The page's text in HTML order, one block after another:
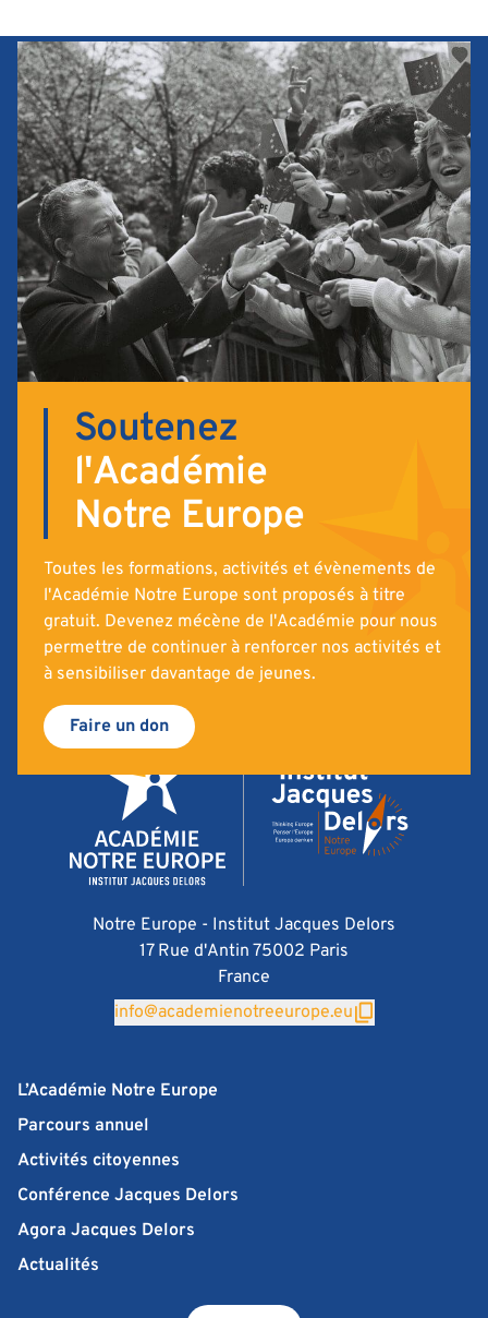
Soutenez
l'Académie
Notre Europe
Toutes les formations, activités et évènements de
l'Académie Notre Europe sont proposés à titre
gratuit. Devenez mécène de l'Académie pour nous
permettre de continuer à renforcer nos activités et
à sensibiliser davantage de jeunes.
Faire un don
Notre Europe - Institut Jacques Delors
17 Rue d'Antin 75002 Paris
France
info@academienotreeurope.eu
L’Académie Notre Europe
Parcours annuel
Activités citoyennes
Conférence Jacques Delors
Agora Jacques Delors
Actualités